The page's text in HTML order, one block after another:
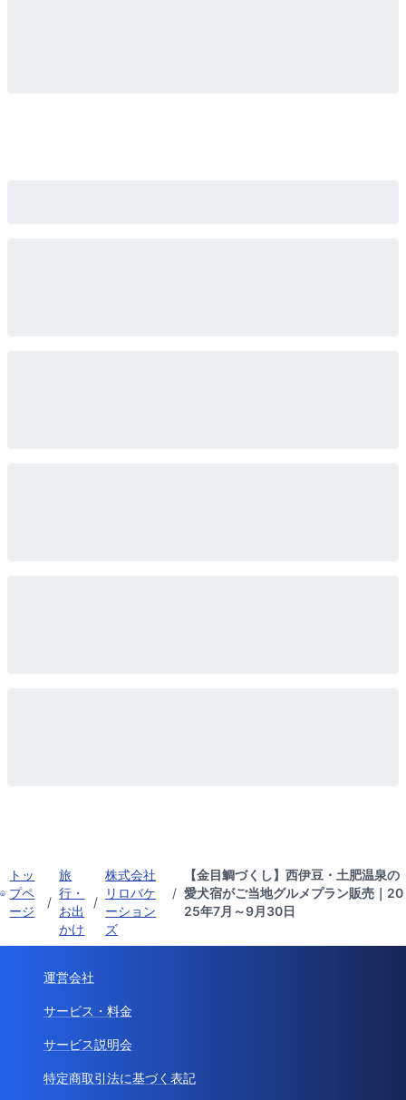
トッ
プペ
ージ
/
旅
行・
お出
かけ
/
株式会社
リロバケ
ーション
ズ
/
【金目鯛づくし】西伊豆・土肥温泉の
愛犬宿がご当地グルメプラン販売｜20
25年7月～9月30日
運営会社
サービス・料金
サービス説明会
特定商取引法に基づく表記